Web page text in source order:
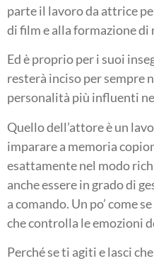
parte il lavoro da attrice
di film e alla formazione
Ed è proprio per i suoi
resterà inciso per sempre
personalità più influenti
Quello dell’attore è un
imparare a memoria
esattamente nel modo
anche essere in grado di
a comando. Un po’ come
che controlla le emozioni
Perché se ti agiti e lasci